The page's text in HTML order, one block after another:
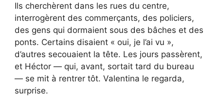
Ils cherchèrent dans les rues du centre,
interrogèrent des commerçants, des policiers,
des gens qui dormaient sous des bâches et des
ponts. Certains disaient « oui, je l’ai vu »,
d’autres secouaient la tête. Les jours passèrent,
et Héctor — qui, avant, sortait tard du bureau
— se mit à rentrer tôt. Valentina le regarda,
surprise.